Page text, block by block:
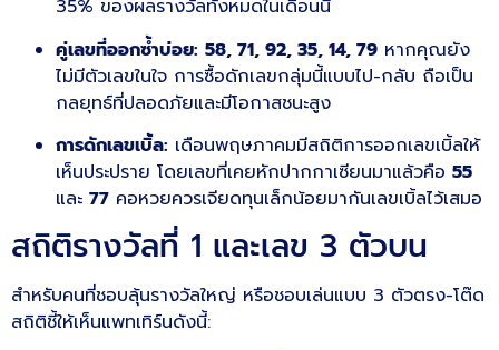
35% ของผลรางวัลทั้งหมดในเดือนนี้
คู่เลขที่ออกซ้ำบ่อย: 58, 71, 92, 35, 14, 79 หากคุณยัง
ไม่มีตัวเลขในใจ การซื้อดักเลขกลุ่มนี้แบบไป-กลับ ถือเป็น
กลยุทธ์ที่ปลอดภัยและมีโอกาสชนะสูง
การดักเลขเบิ้ล: เดือนพฤษภาคมมีสถิติการออกเลขเบิ้ลให้
เห็นประปราย โดยเลขที่เคยหักปากกาเซียนมาแล้วคือ 55
และ 77 คอหวยควรเจียดทุนเล็กน้อยมากันเลขเบิ้ลไว้เสมอ
สถิติรางวัลที่ 1 และเลข 3 ตัวบน
สำหรับคนที่ชอบลุ้นรางวัลใหญ่ หรือชอบเล่นแบบ 3 ตัวตรง-โต๊ด
สถิติชี้ให้เห็นแพทเทิร์นดังนี้: